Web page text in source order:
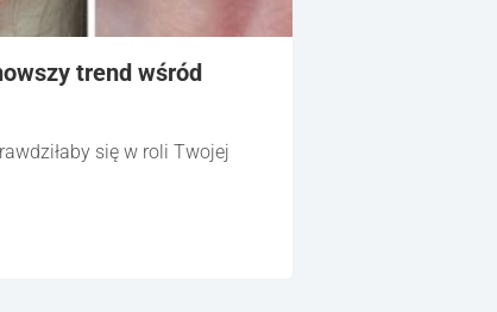
trend wśród
się w roli Twojej